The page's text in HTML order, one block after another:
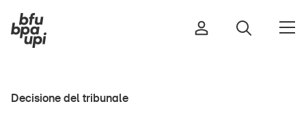
Decisione del tribunale